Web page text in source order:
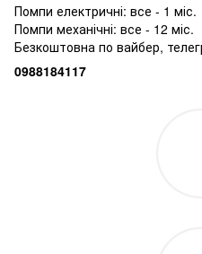
Помпи електричні: все - 1 міс.
Помпи механічні: все - 12 міс.
Безкоштовна по вайбер,
0988184117